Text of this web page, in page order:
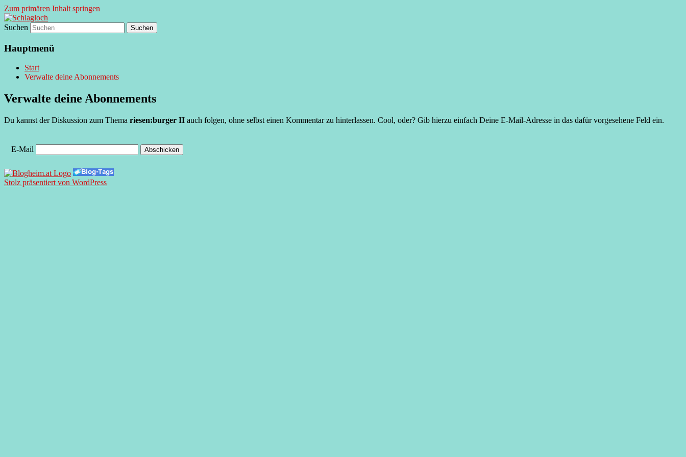
Zum primären Inhalt springen
Schlagloch
supersberger taggedanken
Suchen
Hauptmenü
Start
Verwalte deine Abonnements
Verwalte deine Abonnements
Du kannst der Diskussion zum Thema riesen:burger II auch folgen, ohne selbst einen Kommentar zu hinterlassen. Cool, oder? Gib hierzu einfach Deine E-Mail-Adresse in das dafür vorgesehene Feld ein.
E-Mail
Stolz präsentiert von WordPress